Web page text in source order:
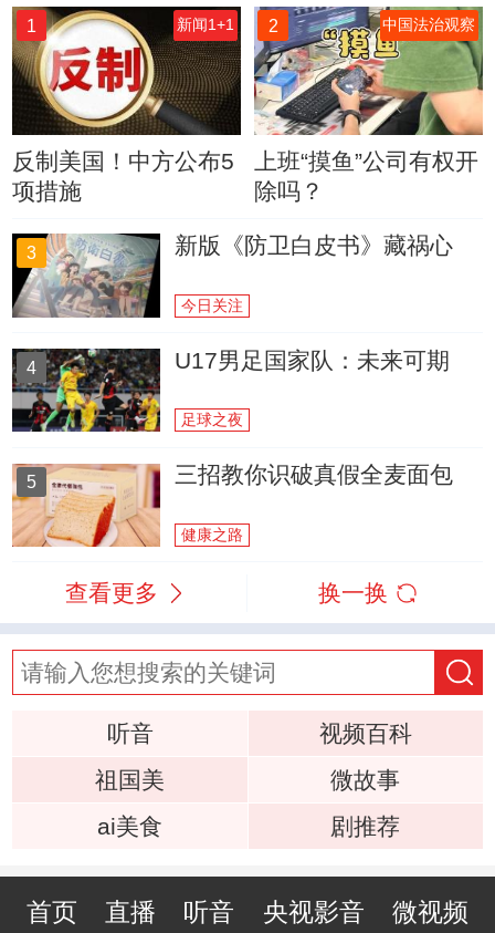
1 新闻1+1
反制美国！中方公布5
项措施
2 中国法治观察
上班“摸鱼”公司有权开
除吗？
3 新版《防卫白皮书》藏祸心
今日关注
4 U17男足国家队：未来可期
足球之夜
5 三招教你识破真假全麦面包
健康之路
查看更多 换一换
听音
视频百科
祖国美
微故事
ai美食
剧推荐
首页 直播 听音 央视影音 微视频